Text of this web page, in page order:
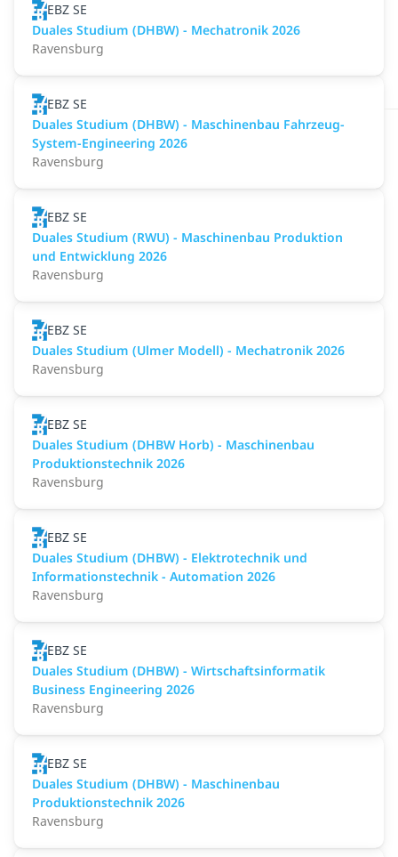
EBZ SE
Duales Studium (DHBW) - Mechatronik 2026
Ravensburg
EBZ SE
Duales Studium (DHBW) - Maschinenbau Fahrzeug-
System-Engineering 2026
Ravensburg
EBZ SE
Duales Studium (RWU) - Maschinenbau Produktion
und Entwicklung 2026
Ravensburg
EBZ SE
Duales Studium (Ulmer Modell) - Mechatronik 2026
Ravensburg
EBZ SE
Duales Studium (DHBW Horb) - Maschinenbau
Produktionstechnik 2026
Ravensburg
EBZ SE
Duales Studium (DHBW) - Elektrotechnik und
Informationstechnik - Automation 2026
Ravensburg
EBZ SE
Duales Studium (DHBW) - Wirtschaftsinformatik
Business Engineering 2026
Ravensburg
EBZ SE
Duales Studium (DHBW) - Maschinenbau
Produktionstechnik 2026
Ravensburg